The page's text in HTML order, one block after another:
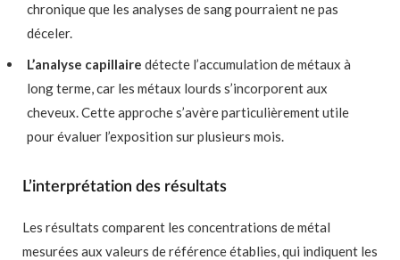
chronique que les analyses de sang pourraient ne pas
déceler.
L’analyse capillaire détecte l’accumulation de métaux à
long terme, car les métaux lourds s’incorporent aux
cheveux. Cette approche s’avère particulièrement utile
pour évaluer l’exposition sur plusieurs mois.
L’interprétation des résultats
Les résultats comparent les concentrations de métal
mesurées aux valeurs de référence établies, qui indiquent les